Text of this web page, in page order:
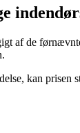
af de
kan prisen